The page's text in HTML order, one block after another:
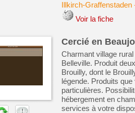
Illkirch-Graffenstaden
Voir la fiche
Cercié en
Charmant village
Belleville. Produit
Brouilly, dont le
légende. Produits
particulières.
hébergement en
services à votre